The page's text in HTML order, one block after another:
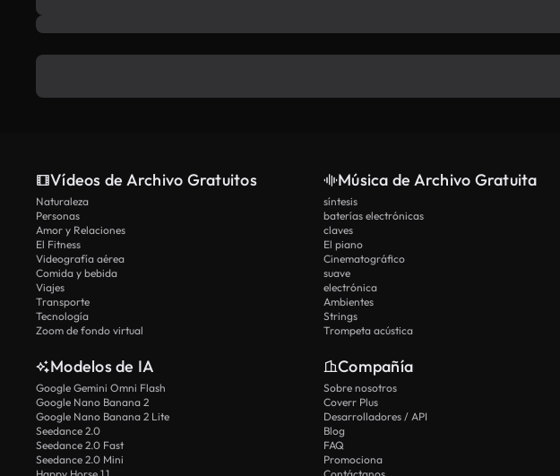
Vídeos de Archivo Gratuitos
Naturaleza
Personas
Amor y Relaciones
El Fitness
Videografía aérea
Comida y bebida
Viajes
Transporte
Tecnología
Zoom de fondo virtual
Música de Archivo Gratuita
síntesis
baterías electrónicas
claves
El piano
Cinematográfico
suave
electrónica
Ambientes
Strings
Trompeta acústica
Modelos de IA
Google Gemini Omni Flash
Google Nano Banana 2
Google Nano Banana 2 Lite
Seedance 2.0
Seedance 2.0 Fast
Seedance 2.0 Mini
Compañía
Sobre nosotros
Coverr Plus
Desarrolladores / API
Blog
FAQ
Promociona